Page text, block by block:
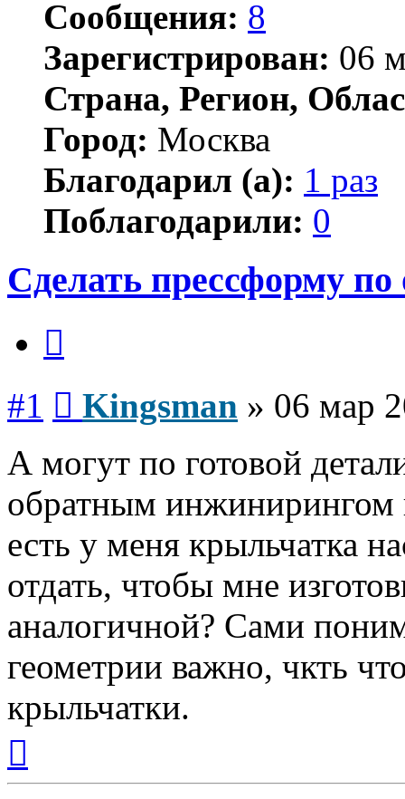
Сообщения: 8
Зарегистрирован: 06
Страна, Регион,
Город: Москва
Благодарил (а): 1 раз
Поблагодарили: 0
Сделать прессформу по
#1 Kingsman » 06 мар
А могут по готовой
обратным инжинирингом
есть у меня крыльчатка
отдать, чтобы мне
аналогичной? Сами
геометрии важно, чкть
крыльчатки.
началу